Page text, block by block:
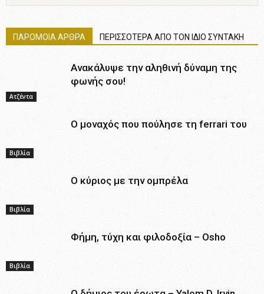
ΠΑΡΟΜΟΙΑ ΑΡΘΡΑ ΠΕΡΙΣΣΟΤΕΡΑ ΑΠΟ ΤΟΝ ΙΔΙΟ ΣΥΝΤΑΚΗ
Ατζέντα
Ανακάλυψε την αληθινή δύναμη της
φωνής σου!
Βιβλία
Ο μοναχός που πούλησε τη ferrari του
Βιβλία
Ο κύριος με την ομπρέλα
Βιβλία
Φήμη, τύχη και φιλοδοξία – Osho